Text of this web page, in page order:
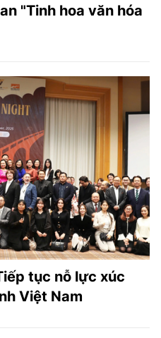
"Tinh hoa văn hóa
tục nỗ lực xúc
Việt Nam